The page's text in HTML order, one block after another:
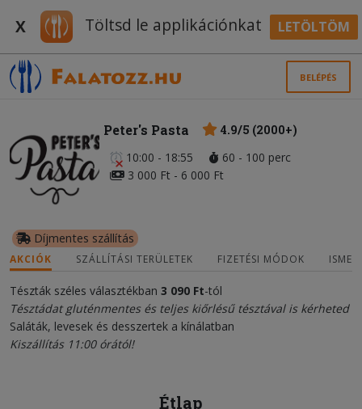
X Töltsd le applikációnkat LETÖLTÖM
BELÉPÉS
Peter's Pasta
4.9/5 (2000+)
10:00 - 18:55
60 - 100 perc
3 000 Ft - 6 000 Ft
Díjmentes szállítás
AKCIÓK SZÁLLÍTÁSI TERÜLETEK FIZETÉSI MÓDOK
Tészták széles választékban 3 090 Ft-tól
Tésztádat gluténmentes és teljes kiőrlésű tésztával is kérheted
Saláták, levesek és desszertek a kínálatban
Kiszállítás 11:00 órától!
Étlap